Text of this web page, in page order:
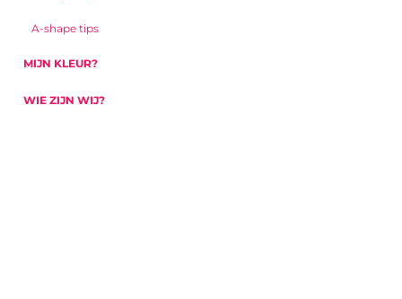
A-shape tips
MIJN KLEUR?
WIE ZIJN WIJ?